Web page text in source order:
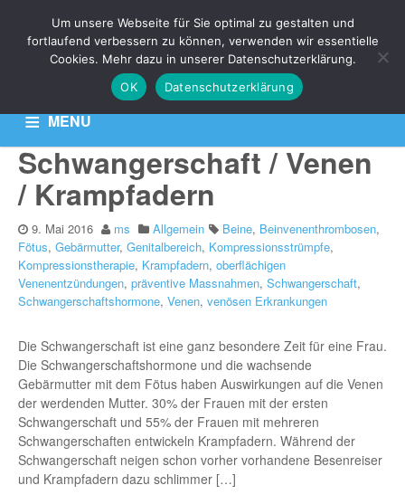
MENU
HOME KONTAKT DATENSCHUTZERKLÄRUNG
THEMA: FÖTUS
Aktuelle News zu Ihren Venen-Themen: Krampfadern,
Besenreiser & Co
Schwangerschaft / Venen
/ Krampfadern
9. Mai 2016 ms Allgemein Beine, Beinvenenthrombosen,
Fötus, Gebärmutter, Genitalbereich, Kompressionsstrümpfe,
Kompressionstherapie, Krampfadern, oberflächigen
Venenentzündungen, präventive Massnahmen, Schwangerschaft,
Schwangerschaftshormone, Venen, venösen Erkrankungen
Die Schwangerschaft ist eine ganz besondere Zeit für eine Frau.
Die Schwangerschaftshormone und die wachsende
Gebärmutter mit dem Fötus haben Auswirkungen auf die Venen
der werdenden Mutter. 30% der Frauen mit der ersten
Schwangerschaft und 55% der Frauen mit mehreren
Schwangerschaften entwickeln Krampfadern. Während der
Schwangerschaft neigen schon vorher vorhandene Besenreiser
und Krampfadern dazu schlimmer […]
Um unsere Webseite für Sie optimal zu gestalten und
fortlaufend verbessern zu können, verwenden wir essentielle
Cookies. Mehr dazu in unserer Datenschutzerklärung.
OK
Datenschutzerklärung